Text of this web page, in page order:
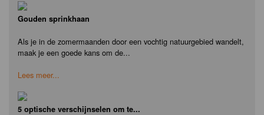
Gouden sprinkhaan
Als je in de zomermaanden door een vochtig natuurgebied wandelt,
maak je een goede kans om de...
Lees meer...
5 optische verschijnselen om te...